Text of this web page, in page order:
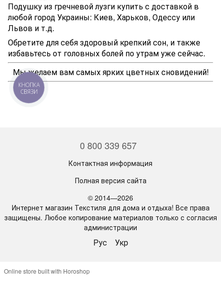
Подушку из гречневой лузги купить с доставкой в
любой город Украины: Киев, Харьков, Одессу или
Львов и т.д.
Обретите для себя здоровый крепкий сон, и также
избавьтесь от головных болей по утрам уже сейчас.
Мы желаем вам самых ярких цветных сновидений!
0 800 339 657
Контактная информация
Полная версия сайта
© 2014—2026
Интернет магазин Текстиля для дома и отдыха! Все права
защищены. Любое копирование материалов только с согласия
администрации
Рус Укр
Online store built with Horoshop
КНОПКА
СВЯЗИ